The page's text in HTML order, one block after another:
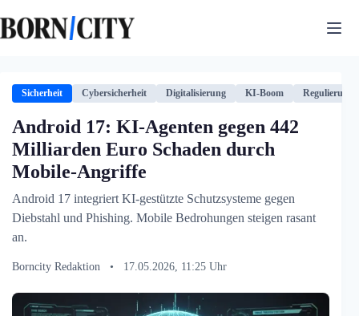
Inhalt
springen
Sicherheit Cybersicherheit Digitalisierung KI-Boom Regulierung
Android 17: KI-Agenten gegen 442
Milliarden Euro Schaden durch
Mobile-Angriffe
Android 17 integriert KI-gestützte Schutzsysteme gegen
Diebstahl und Phishing. Mobile Bedrohungen steigen rasant
an.
Borncity Redaktion • 17.05.2026, 11:25 Uhr